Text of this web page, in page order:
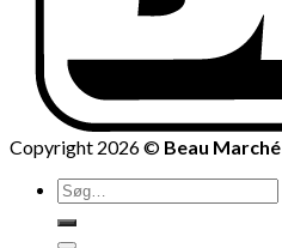
Copyright 2026 © Beau Marché
Søg
efter: